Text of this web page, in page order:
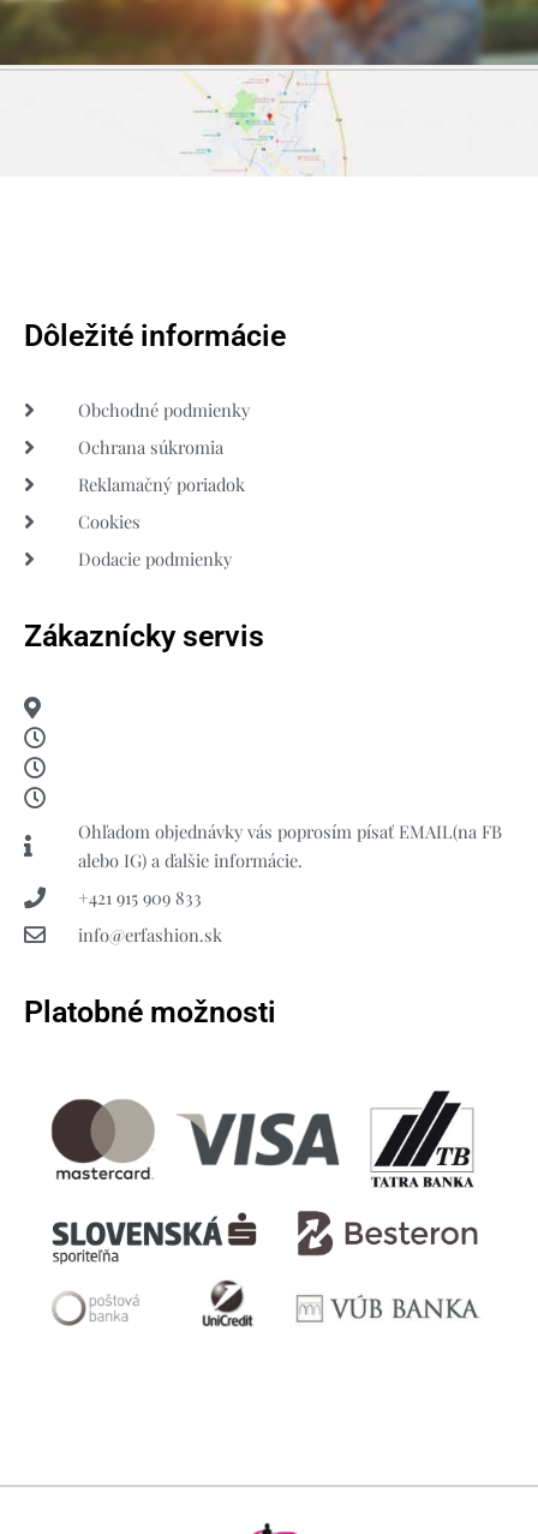
Dôležité informácie
Obchodné podmienky
Ochrana súkromia
Reklamačný poriadok
Cookies
Dodacie podmienky
Zákaznícky servis
Ohľadom objednávky vás poprosím písať EMAIL(na FB
alebo IG) a ďalšie informácie.
+421 915 909 833
info@erfashion.sk
Platobné možnosti